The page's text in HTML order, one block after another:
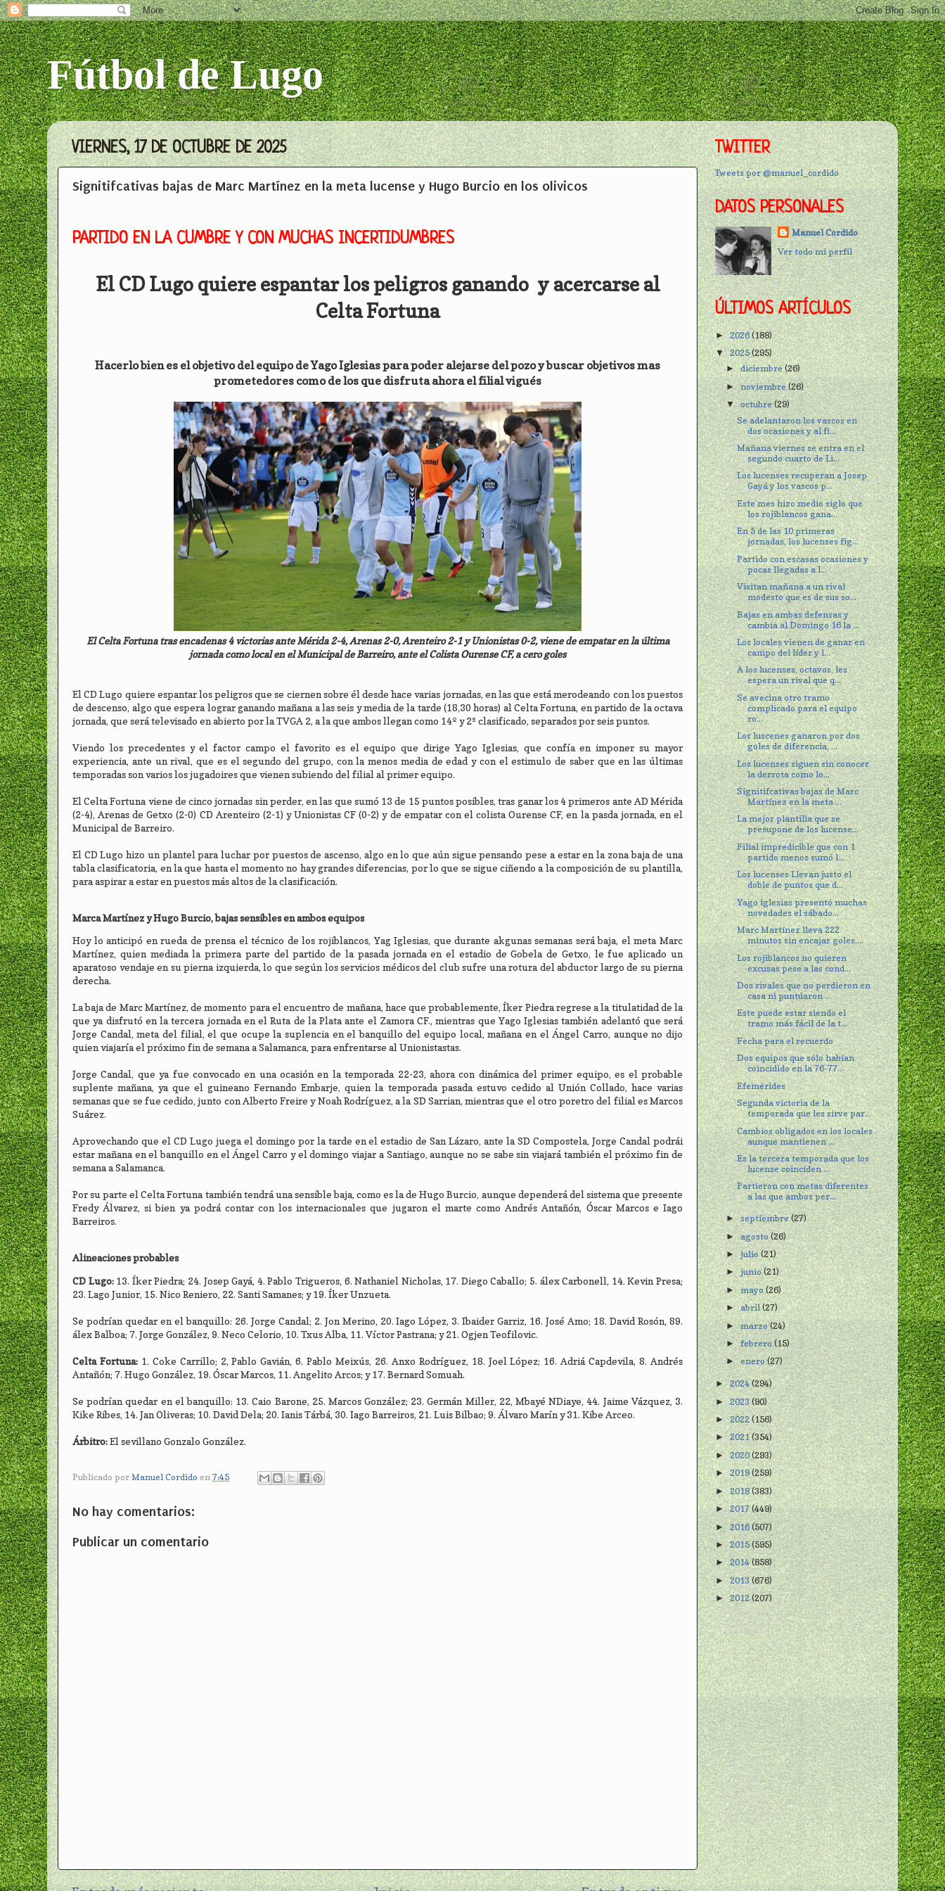
Fútbol de Lugo
VIERNES, 17 DE OCTUBRE DE 2025
Signitifcativas bajas de Marc Martínez en la meta lucense y Hugo Burcio en los olivicos
PARTIDO EN LA CUMBRE Y CON MUCHAS INCERTIDUMBRES
El CD Lugo quiere espantar los peligros ganando y acercarse al
Celta Fortuna
Hacerlo bien es el objetivo del equipo de Yago Iglesias para poder alejarse del pozo y buscar objetivos mas
prometedores como de los que disfruta ahora el filial vigués
El Celta Fortuna tras encadenas 4 victorias ante Mérida 2-4, Arenas 2-0, Arenteiro 2-1 y Unionistas 0-2, viene de empatar en la última
jornada como local en el Municipal de Barreiro, ante el Colista Ourense CF, a cero goles
El CD Lugo quiere espantar los peligros que se ciernen sobre él desde hace varias jornadas, en las que está merodeando con los puestos
de descenso, algo que espera lograr ganando mañana a las seis y media de la tarde (18,30 horas) al Celta Fortuna, en partido de la octava
jornada, que será televisado en abierto por la TVGA 2, a la que ambos llegan como 14º y 2ª clasificado, separados por seis puntos.
Viendo los precedentes y el factor campo el favorito es el equipo que dirige Yago Iglesias, que confía en imponer su mayor
experiencia, ante un rival, que es el segundo del grupo, con la menos media de edad y con el estimulo de saber que en las últimas
temporadas son varios los jugadoires que vienen subiendo del filial al primer equipo.
El Celta Fortuna viene de cinco jornadas sin perder, en las que sumó 13 de 15 puntos posibles, tras ganar los 4 primeros ante AD Mérida
(2-4), Arenas de Getxo (2-0) CD Arenteiro (2-1) y Unionistas CF (0-2) y de empatar con el colista Ourense CF, en la pasda jornada, en el
Municipal de Barreiro.
El CD Lugo hizo un plantel para luchar por puestos de ascenso, algo en lo que aún sigue pensando pese a estar en la zona baja de una
tabla clasificatoria, en la que hasta el momento no hay grandes diferencias, por lo que se sigue ciñendo a la composición de su plantilla,
para aspirar a estar en puestos más altos de la clasificación.
Marca Martínez y Hugo Burcio, bajas sensibles en ambos equipos
Hoy lo anticipó en rueda de prensa el técnico de los rojiblancos, Yag Iglesias, que durante akgunas semanas será baja, el meta Marc
Martínez, quien mediada la primera parte del partido de la pasada jornada en el estadio de Gobela de Getxo, le fue aplicado un
aparatoso vendaje en su pierna izquierda, lo que según los servicios médicos del club sufre una rotura del abductor largo de su pierna
derecha.
La baja de Marc Martínez, de momento para el encuentro de mañana, hace que probablemente, Íker Piedra regrese a la titulatidad de la
que ya disfrutó en la tercera jornada en el Ruta de la Plata ante el Zamora CF., mientras que Yago Iglesias también adelantó que será
Jorge Candal, meta del filial, el que ocupe la suplencia en el banquillo del equipo local, mañana en el Ángel Carro, aunque no dijo
quien viajaría el próximo fin de semana a Salamanca, para enfrentarse al Unionistastas.
Jorge Candal, que ya fue convocado en una ocasión en la temporada 22-23, ahora con dinámica del primer equipo, es el probable
suplente mañana, ya que el guineano Fernando Embarje, quien la temporada pasada estuvo cedido al Unión Collado, hace varias
semanas que se fue cedido, junto con Alberto Freire y Noah Rodríguez, a la SD Sarrian, mientras que el otro poretro del filial es Marcos
Suárez.
Aprovechando que el CD Lugo juega el domingo por la tarde en el estadio de San Lázaro, ante la SD Compostela, Jorge Candal podrái
estar mañana en el banquillo en el Ángel Carro y el domingo viajar a Santiago, aunque no se sabe sin viajará también el próximo fin de
semana a Salamanca.
Por su parte el Celta Fortuna también tendrá una sensible baja, como es la de Hugo Burcio, aunque dependerá del sistema que presente
Fredy Álvarez, si bien ya podrá contar con los internacionales que jugaron el marte como Andrés Antañón, Óscar Marcos e Iago
Barreiros.
Alineaciones probables
CD Lugo: 13. Íker Piedra; 24. Josep Gayá, 4. Pablo Trigueros, 6. Nathaniel Nicholas, 17. Diego Caballo; 5. álex Carbonell, 14. Kevin Presa;
23. Lago Junior, 15. Nico Reniero, 22. Santi Samanes; y 19. Íker Unzueta.
Se podrían quedar en el banquillo: 26. Jorge Candal; 2. Jon Merino, 20. Iago López, 3. Ibaider Garriz, 16. José Amo; 18. David Rosón, 89.
álex Balboa; 7. Jorge González, 9. Neco Celorio, 10. Txus Alba, 11. Víctor Pastrana; y 21. Ogjen Teofilovic.
Celta Fortuna: 1. Coke Carrillo; 2, Pablo Gavián, 6. Pablo Meixús, 26. Anxo Rodríguez, 18. Joel López; 16. Adriá Capdevila, 8. Andrés
Antañón; 7. Hugo González, 19. Óscar Marcos, 11. Angelito Arcos; y 17. Bernard Somuah.
Se podrían quedar en el banquillo: 13. Caio Barone, 25. Marcos González; 23. Germán Miller, 22, Mbayé NDiaye, 44. Jaime Vázquez, 3.
Kike Ribes, 14. Jan Oliveras; 10. David Dela; 20. Ianis Tárbá, 30. Iago Barreiros, 21. Luis Bilbao; 9. Álvaro Marín y 31. Kibe Arceo.
Árbitro:El sevillano Gonzalo González.
Publicado por Manuel Cordido en 7:45
No hay comentarios:
Publicar un comentario
TWITTER
Tweets por @manuel_cordido
DATOS PERSONALES
Manuel Cordido
Ver todo mi perfil
ÚLTIMOS ARTÍCULOS
►2026(188)
▼2025(295)
►diciembre(26)
►noviembre(26)
▼octubre(29)
Se adelantaron los vascos en
dos ocasiones y al fi...
Mañana viernes se entra en el
segundo cuarto de Li...
Los lucenses recuperan a Josep
Gayá y los vascos p...
Este mes hizo medio siglo que
los rojiblancos gana...
En 5 de las 10 primeras
jornadas, los lucenses fig...
Partido con escasas ocasiones y
pocas llegadas a l...
Visitan mañana a un rival
modesto que es de sus so...
Bajas en ambas defensas y
cambia al Domingo 16 la ...
Los locales vienen de ganar en
campo del líder y l...
A los lucenses, octavos, les
espera un rival que q...
Se avecina otro tramo
complicado para el equipo
ro...
Los luscenes ganaron por dos
goles de diferencia, ...
Los lucenses siguen sin conocer
la derrota como lo...
Signitifcativas bajas de Marc
Martínez en la meta ...
La mejor plantilla que se
presupone de los lucense...
Filial impredicible que con 1
partido menos sumó l...
Los lucenses Llevan justo el
doble de puntos que d...
Yago iglesias presentó muchas
novedades el sábado...
Marc Martínez lleva 222
minutos sin encajar goles,...
Los rojiblancos no quieren
excusas pese a las cond...
Dos rivales que no perdieron en
casa ni puntúaron ...
Este puede estar siendo el
tramo más fácil de la t...
Fecha para el recuerdo
Dos equipos que sólo habían
coincidido en la 76-77...
Efemérides
Segunda victoria de la
temporada que les sirve par...
Cambios obligados en los locales
aunque mantienen ...
Es la tercera temporada que los
lucense coinciden ...
Partieron con metas diferentes
a las que ambos per...
►septiembre(27)
►agosto(26)
►julio(21)
►junio(21)
►mayo(26)
►abril(27)
►marzo(24)
►febrero(15)
►enero(27)
►2024(294)
►2023(90)
►2022(156)
►2021(354)
►2020(293)
►2019(259)
►2018(383)
►2017(449)
►2016(507)
►2015(595)
►2014(858)
►2013(676)
►2012(207)